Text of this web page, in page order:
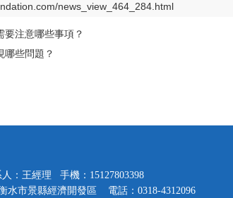
news_view_464_284.html
意哪些事項？
問題？
人：王經理 手機：15127803398
水市景縣經濟開發區 電話：0318-4312096